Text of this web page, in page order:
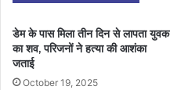
डेम के पास मिला तीन दिन से लापता युवक
का शव, परिजनों ने हत्या की आशंका
जताई
October 19, 2025